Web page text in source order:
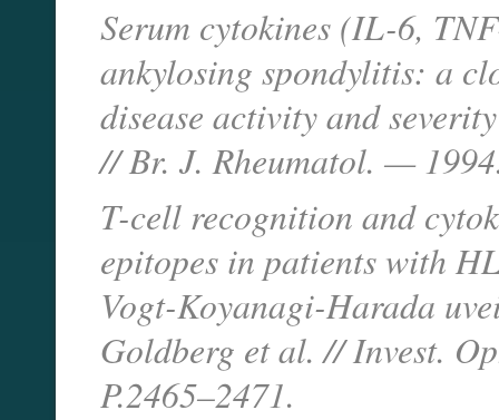
Serum cytokines (IL-6,
ankylosing spondylitis: a
disease activity and
// Br. J. Rheumatol. —
T-cell recognition and
epitopes in patients with
Vogt-Koyanagi-Harada
Goldberg et al. // Invest.
P.2465–2471.